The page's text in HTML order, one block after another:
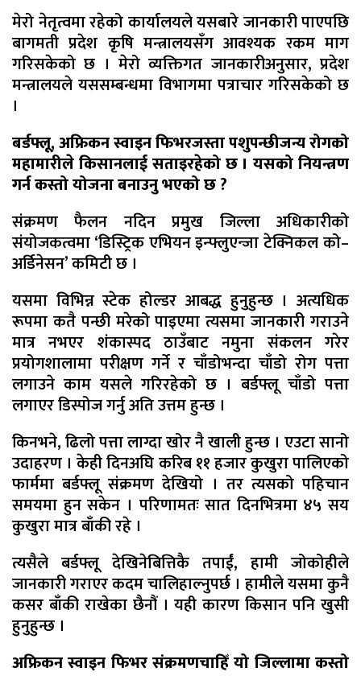
मेरो नेतृत्वमा रहेको कार्यालयले यसबारे जानकारी पाएपछि
बागमती प्रदेश कृषि मन्त्रालयसँग आवश्यक रकम माग
गरिसकेको छ । मेरो व्यक्तिगत जानकारीअनुसार, प्रदेश
मन्त्रालयले यससम्बन्धमा विभागमा पत्राचार गरिसकेको छ
।
बर्डफ्लू, अफ्रिकन स्वाइन फिभरजस्ता पशुपन्छीजन्य रोगको
महामारीले किसानलाई सताइरहेको छ । यसको नियन्त्रण
गर्न कस्तो योजना बनाउनु भएको छ ?
संक्रमण फैलन नदिन प्रमुख जिल्ला अधिकारीको
संयोजकत्वमा ‘डिस्ट्रिक एभियन इन्फ्लुएन्जा टेक्निकल को–
अर्डिनेसन’ कमिटी छ ।
यसमा विभिन्न स्टेक होल्डर आबद्ध हुनुहुन्छ । अत्यधिक
रूपमा कतै पन्छी मरेको पाइएमा त्यसमा जानकारी गराउने
मात्र नभएर शंकास्पद ठाउँबाट नमुना संकलन गरेर
प्रयोगशालामा परीक्षण गर्ने र चाँडोभन्दा चाँडो रोग पत्ता
लगाउने काम यसले गरिरहेको छ । बर्डफ्लू चाँडो पत्ता
लगाएर डिस्पोज गर्नु अति उत्तम हुन्छ ।
किनभने, ढिलो पत्ता लाग्दा खोर नै खाली हुन्छ । एउटा सानो
उदाहरण । केही दिनअघि करिब ११ हजार कुखुरा पालिएको
फार्ममा बर्डफ्लू संक्रमण देखियो । तर त्यसको पहिचान
समयमा हुन सकेन । परिणामतः सात दिनभित्रमा ४५ सय
कुखुरा मात्र बाँकी रहे ।
त्यसैले बर्डफ्लू देखिनेबित्तिकै तपाईं, हामी जोकोहीले
जानकारी गराएर कदम चालिहाल्नुपर्छ । हामीले यसमा कुनै
कसर बाँकी राखेका छैनौं । यही कारण किसान पनि खुसी
हुनुहुन्छ ।
अफ्रिकन स्वाइन फिभर संक्रमणचाहिँ यो जिल्लामा कस्तो